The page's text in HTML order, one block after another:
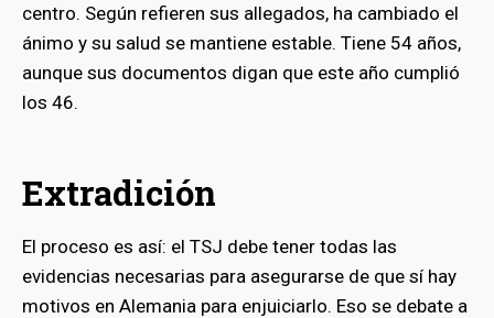
centro. Según refieren sus allegados, ha cambiado el
ánimo y su salud se mantiene estable. Tiene 54 años,
aunque sus documentos digan que este año cumplió
los 46.
Extradición
El proceso es así: el TSJ debe tener todas las
evidencias necesarias para asegurarse de que sí hay
motivos en Alemania para enjuiciarlo. Eso se debate a